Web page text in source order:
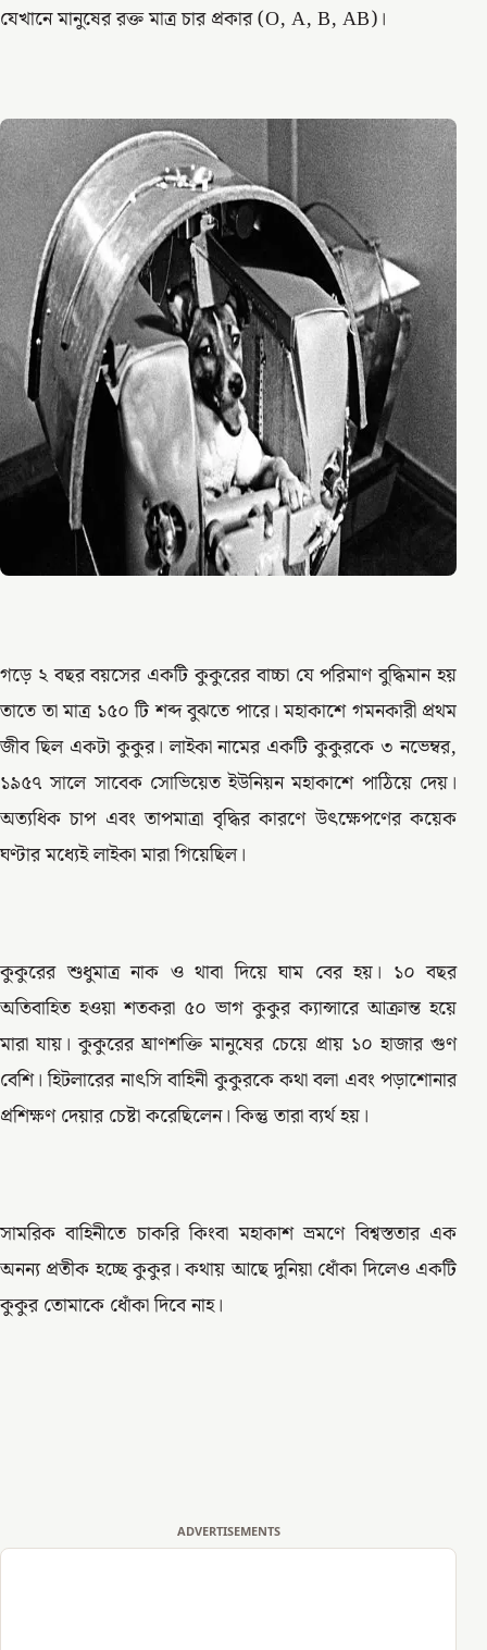
যেখানে মানুষের রক্ত মাত্র চার প্রকার (O, A, B, AB)।
গড়ে ২ বছর বয়সের একটি কুকুরের বাচ্চা যে পরিমাণ বুদ্ধিমান হয়
তাতে তা মাত্র ১৫০ টি শব্দ বুঝতে পারে। মহাকাশে গমনকারী প্রথম
জীব ছিল একটা কুকুর। লাইকা নামের একটি কুকুরকে ৩ নভেম্বর,
১৯৫৭ সালে সাবেক সোভিয়েত ইউনিয়ন মহাকাশে পাঠিয়ে দেয়।
অত্যধিক চাপ এবং তাপমাত্রা বৃদ্ধির কারণে উৎক্ষেপণের কয়েক
ঘণ্টার মধ্যেই লাইকা মারা গিয়েছিল।
কুকুরের শুধুমাত্র নাক ও থাবা দিয়ে ঘাম বের হয়। ১০ বছর
অতিবাহিত হওয়া শতকরা ৫০ ভাগ কুকুর ক্যান্সারে আক্রান্ত হয়ে
মারা যায়। কুকুরের ঘ্রাণশক্তি মানুষের চেয়ে প্রায় ১০ হাজার গুণ
বেশি। হিটলারের নাৎসি বাহিনী কুকুরকে কথা বলা এবং পড়াশোনার
প্রশিক্ষণ দেয়ার চেষ্টা করেছিলেন। কিন্তু তারা ব্যর্থ হয়।
সামরিক বাহিনীতে চাকরি কিংবা মহাকাশ ভ্রমণে বিশ্বস্ততার এক
অনন্য প্রতীক হচ্ছে কুকুর। কথায় আছে দুনিয়া ধোঁকা দিলেও একটি
কুকুর তোমাকে ধোঁকা দিবে নাহ।
ADVERTISEMENTS